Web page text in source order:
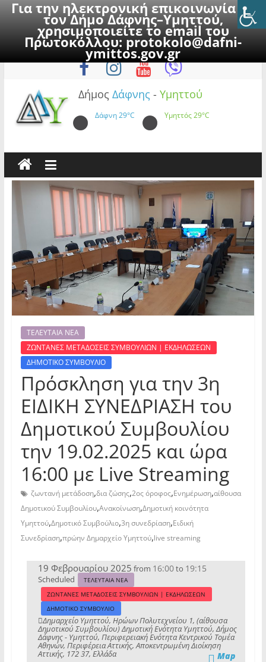
Για την ηλεκτρονική επικοινωνία με
τον Δήμο Δάφνης–Υμηττού,
χρησιμοποιείτε το email του
Πρωτοκόλλου:protokolo@dafni-
ymittos.gov.gr
to
Παρασκευή, 7 Αυγούστου 2026
Δήμος Δάφνης - Υμηττού
Δάφνη29°C Υμηττός29°C
ΤΕΛΕΥΤΑΙΑ ΝΕΑ
ΖΩΝΤΑΝΕΣ ΜΕΤΑΔΟΣΕΙΣ ΣΥΜΒΟΥΛΙΩΝ | ΕΚΔΗΛΩΣΕΩΝ
ΔΗΜΟΤΙΚΟ ΣΥΜΒΟΥΛΙΟ
Πρόσκληση για την 3η
ΕΙΔΙΚΗ ΣΥΝΕΔΡΙΑΣΗ του
Δημοτικού Συμβουλίου
την 19.02.2025 και ώρα
16:00 με Live Streaming
ζωντανή μετάδοση,δια ζώσης,2ος όροφος,Ενημέρωση,αίθουσα
Δημοτικού Συμβουλίου,Ανακοίνωση,Δημοτική κοινότητα
Υμηττού,Δημοτικό Συμβούλιο,3η συνεδρίαση,Ειδική
Συνεδρίαση,πρώην Δημαρχείο Υμηττού,live streaming
19 Φεβρουαρίου 2025 from 16:00to 19:15
Scheduled
ΤΕΛΕΥΤΑΙΑ ΝΕΑ
ΖΩΝΤΑΝΕΣ ΜΕΤΑΔΟΣΕΙΣ ΣΥΜΒΟΥΛΙΩΝ | ΕΚΔΗΛΩΣΕΩΝ
ΔΗΜΟΤΙΚΟ ΣΥΜΒΟΥΛΙΟ
Δημαρχείο Υμηττού, Ηρώων Πολυτεχνείου 1, (αίθουσα
Δημοτικού Συμβουλίου) Δημοτική Ενότητα Υμηττού, Δήμος
Δάφνης - Υμηττού, Περιφερειακή Ενότητα Κεντρικού Τομέα
Αθηνών, Περιφέρεια Αττικής, Αποκεντρωμένη Διοίκηση
Αττικής, 172 37, Ελλάδα Map